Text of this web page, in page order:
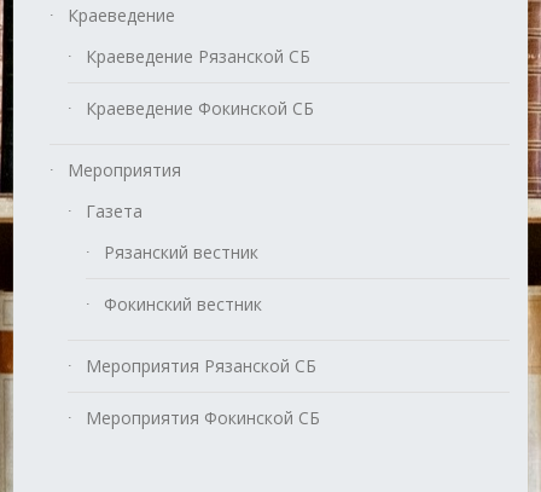
Краеведение
Краеведение Рязанской СБ
Краеведение Фокинской СБ
Мероприятия
Газета
Рязанский вестник
Фокинский вестник
Мероприятия Рязанской СБ
Мероприятия Фокинской СБ